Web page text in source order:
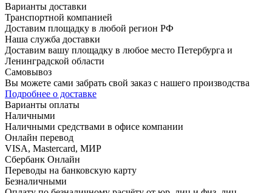
Варианты доставки
Транспортной компанией
Доставим площадку в любой регион РФ
Наша служба доставки
Доставим вашу площадку в любое место Петербурга и
Ленинградской области
Самовывоз
Вы можете сами забрать свой заказ с нашего производства
Подробнее о доставке
Варианты оплаты
Наличными
Наличными средствами в офисе компании
Онлайн перевод
VISA, Mastercard, МИР
Сбербанк Онлайн
Переводы на банковскую карту
Безналичными